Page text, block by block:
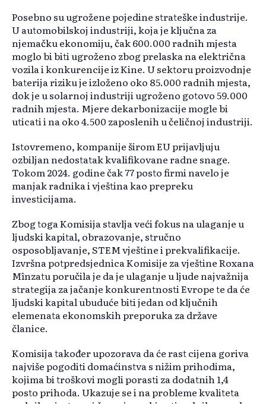
Posebno su ugrožene pojedine strateške industrije.
U automobilskoj industriji, koja je ključna za
njemačku ekonomiju, čak 600.000 radnih mjesta
moglo bi biti ugroženo zbog prelaska na električna
vozila i konkurencije iz Kine. U sektoru proizvodnje
baterija riziku je izloženo oko 85.000 radnih mjesta,
dok je u solarnoj industriji ugroženo gotovo 59.000
radnih mjesta. Mjere dekarbonizacije mogle bi
uticati i na oko 4.500 zaposlenih u čeličnoj industriji.
Istovremeno, kompanije širom EU prijavljuju
ozbiljan nedostatak kvalifikovane radne snage.
Tokom 2024. godine čak 77 posto firmi navelo je
manjak radnika i vještina kao prepreku
investicijama.
Zbog toga Komisija stavlja veći fokus na ulaganje u
ljudski kapital, obrazovanje, stručno
osposobljavanje, STEM vještine i prekvalifikacije.
Izvršna potpredsjednica Komisije za vještine Roxana
Mînzatu poručila je da je ulaganje u ljude najvažnija
strategija za jačanje konkurentnosti Evrope te da će
ljudski kapital ubuduće biti jedan od ključnih
elemenata ekonomskih preporuka za države
članice.
Komisija također upozorava da će rast cijena goriva
najviše pogoditi domaćinstva s nižim prihodima,
kojima bi troškovi mogli porasti za dodatnih 1,4
posto prihoda. Ukazuje se i na probleme kvaliteta